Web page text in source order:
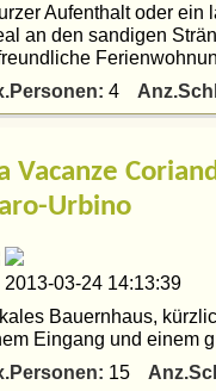
Aufenthalt oder ein
an den sandigen
4
Vacanze
Urbino
2013-03-24 14:13:39
Bauernhaus,
Eingang und einem
15